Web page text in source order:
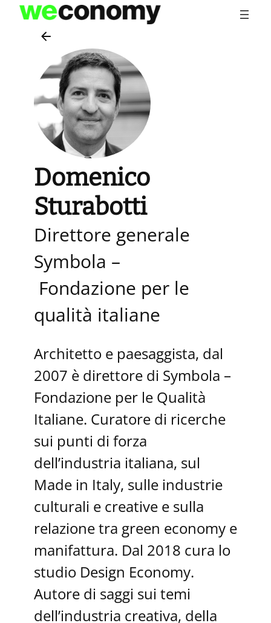
Vai
Domenico
Sturabotti
Direttore generale
Symbola –
Fondazione per le
qualità italiane
Architetto e paesaggista, dal
2007 è direttore di Symbola –
Fondazione per le Qualità
Italiane. Curatore di ricerche
sui punti di forza
dell’industria italiana, sul
Made in Italy, sulle industrie
culturali e creative e sulla
relazione tra green economy e
manifattura. Dal 2018 cura lo
studio Design Economy.
Autore di saggi sui temi
dell’industria creativa, della